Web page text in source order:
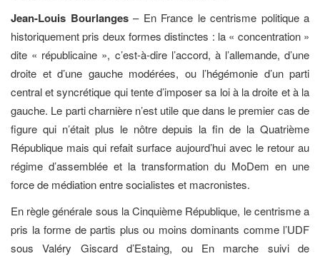
Jean-Louis Bourlanges– En France le centrisme politique a
historiquement pris deux formes distinctes : la « concentration »
dite « républicaine », c’est-à-dire l’accord, à l’allemande, d’une
droite et d’une gauche modérées, ou l’hégémonie d’un parti
central et syncrétique qui tente d’imposer sa loi à la droite et à la
gauche. Le parti charnière n’est utile que dans le premier cas de
figure qui n’était plus le nôtre depuis la fin de la Quatrième
République mais qui refait surface aujourd’hui avec le retour au
régime d’assemblée et la transformation du MoDem en une
force de médiation entre socialistes et macronistes.
En règle générale sous la Cinquième République, le centrisme a
pris la forme de partis plus ou moins dominants comme l’UDF
sous Valéry Giscard d’Estaing, ou En marche suivi de